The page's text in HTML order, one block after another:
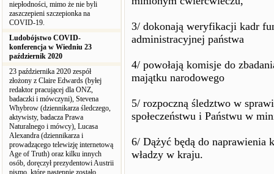
niepłodności, mimo że nie byli
zaszczepieni szczepionka na
COVID-19.
Ludobójstwo COVID-
konferencja w Wiedniu 23
październik 2020
23 października 2020 zespół
złożony z Claire Edwards (byłej
redaktor pracującej dla ONZ,
badaczki i mówczyni), Stevena
Whybrow (dziennikarza śledczego,
aktywisty, badacza Prawa
Naturalnego i mówcy), Lucasa
Alexandra (dziennikarza i
prowadzącego telewizję internetową
Age of Truth) oraz kilku innych
osób, doręczył prezydentowi Austrii
pismo, które następnie zostało
3/ dokonają weryfikacji kadr
administracyjnej państwa
4/ powołają komisje do
majątku narodowego
5/ rozpoczną śledztwo w
społeczeństwu i Państwu w
6/ Dążyć będą do naprawienia
władzy w kraju.